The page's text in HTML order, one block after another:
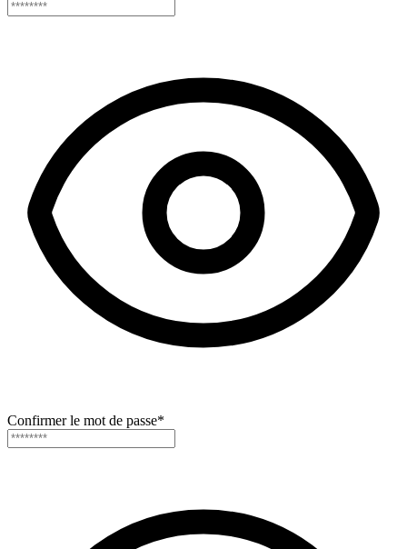
Confirmer le mot de passe*